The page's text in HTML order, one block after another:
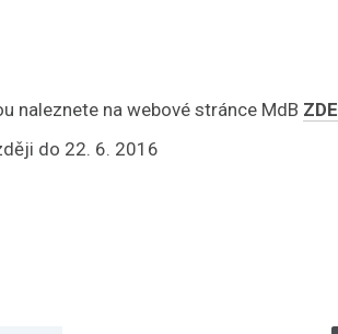
naleznete na webové stránce MdB ZDE
do 22. 6. 2016